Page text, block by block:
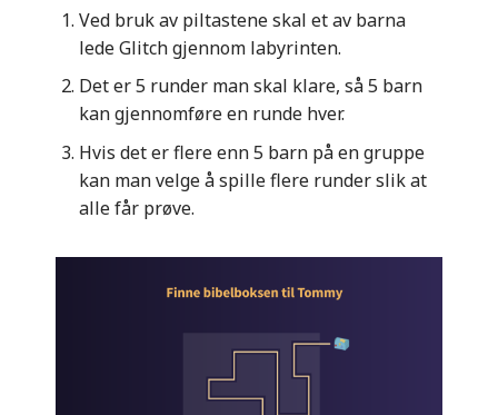
Ved bruk av piltastene skal et av barna
lede Glitch gjennom labyrinten.
Det er 5 runder man skal klare, så 5 barn
kan gjennomføre en runde hver.
Hvis det er flere enn 5 barn på en gruppe
kan man velge å spille flere runder slik at
alle får prøve.